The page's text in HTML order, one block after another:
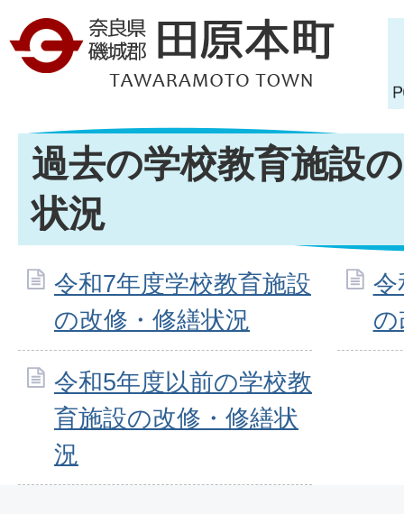
過去の学校教育施設
状況
令和7年度学校教育施設
の改修・修繕状況
令
の
令和5年度以前の学校教
育施設の改修・修繕状
況